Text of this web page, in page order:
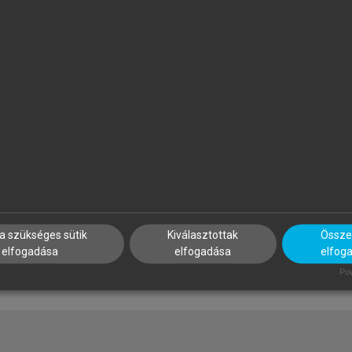
Hanti hadak, manysi mesék
szükséges sütik
elfogadása
Kiválasztottak
elfogadása